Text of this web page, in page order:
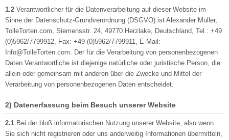
1.2 Verantwortlicher für die Datenverarbeitung auf dieser Website im
Sinne der Datenschutz-Grundverordnung (DSGVO) ist Alexander Müller,
TolleTorten.com, Siemensstr. 24, 49770 Herzlake, Deutschland, Tel.: +49
(0)5962/7799912, Fax: +49 (0)5962/7799911, E-Mail:
Info@TolleTorten.com. Der für die Verarbeitung von personenbezogenen
Daten Verantwortliche ist diejenige natürliche oder juristische Person, die
allein oder gemeinsam mit anderen über die Zwecke und Mittel der
Verarbeitung von personenbezogenen Daten entscheidet.
2) Datenerfassung beim Besuch unserer Website
2.1 Bei der bloß informatorischen Nutzung unserer Website, also wenn
Sie sich nicht registrieren oder uns anderweitig Informationen übermitteln,